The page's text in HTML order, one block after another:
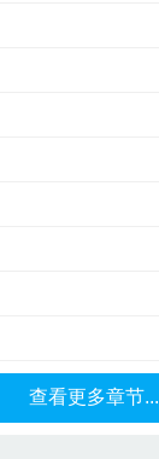
查看更多章节...